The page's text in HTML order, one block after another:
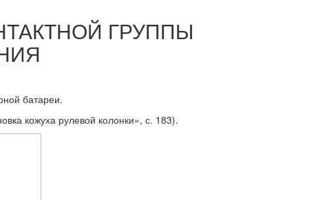
ГРУППЫ
батареи.
кожуха рулевой колон­ки», с. 183).